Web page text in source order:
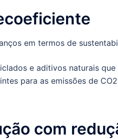
em termos de
e aditivos naturais
para as emissões de
com